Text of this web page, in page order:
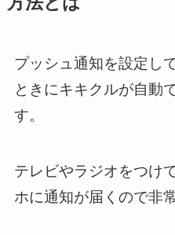
プッシュ通知を設定し
ときにキキクルが自動
す。
テレビやラジオをつけ
ホに通知が届くので非